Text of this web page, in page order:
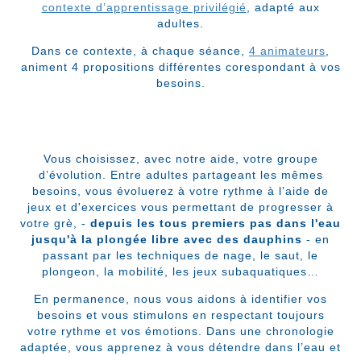
contexte d’apprentissage privilégié , adapté aux
adultes.
Dans ce contexte, à chaque séance, 4 animateurs
animent 4 propositions différentes corespondant à vos
besoins.
Vous choisissez, avec notre aide, votre groupe
d’évolution. Entre adultes partageant les mêmes
besoins, vous évoluerez à votre rythme à l’aide de
jeux et d'exercices vous permettant de progresser à
votre grè, - depuis les tous premiers pas dans l'eau
jusqu'à la plongée libre avec des dauphins - en
passant par les techniques de nage, le saut, le
plongeon, la mobilité, les jeux subaquatiques…
En permanence, nous vous aidons à identifier vos
besoins et vous stimulons en respectant toujours
votre rythme et vos émotions. Dans une chronologie
adaptée, vous apprenez à vous détendre dans l’eau et